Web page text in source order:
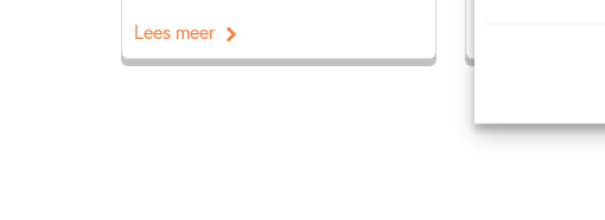
Lees meer